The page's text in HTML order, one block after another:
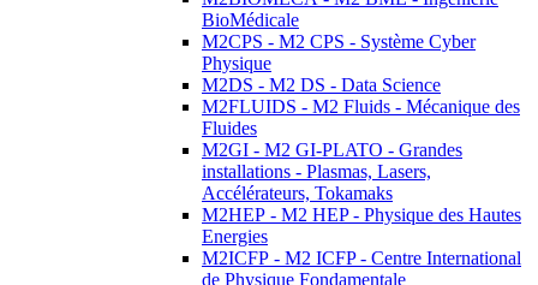
BioMédicale
M2CPS - M2 CPS - Système Cyber
Physique
M2DS - M2 DS - Data Science
M2FLUIDS - M2 Fluids - Mécanique des
Fluides
M2GI - M2 GI-PLATO - Grandes
installations - Plasmas, Lasers,
Accélérateurs, Tokamaks
M2HEP - M2 HEP - Physique des Hautes
Energies
M2ICFP - M2 ICFP - Centre International
de Physique Fondamentale